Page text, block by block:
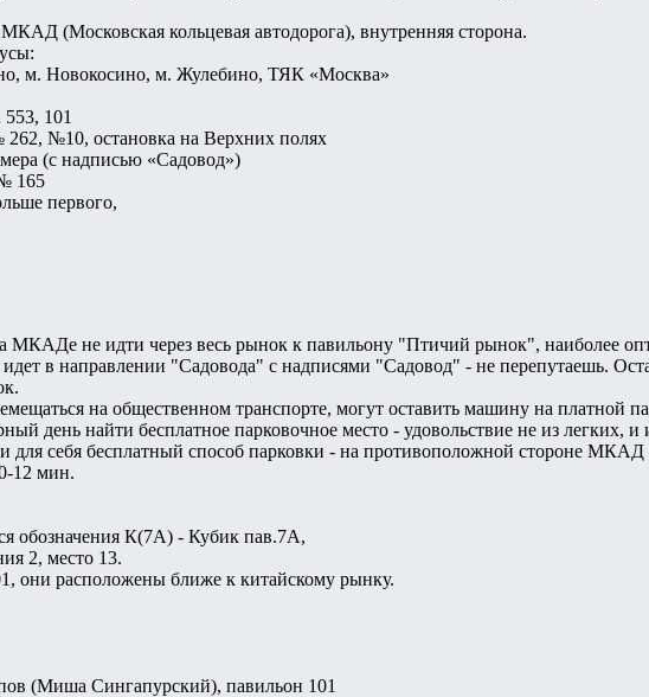
(Московская кольцевая автодорога), внутренняя сторона.
м. Новокосино, м. Жулебино, ТЯК «Москва»
101
№10, остановка на Верхних полях
(с надписью «Садовод»)
165
первого,
МКАДе не идти через весь рынок к павильону "Птичий рынок", наиболее
в направлении "Садовода" с надписями "Садовод" - не перепутаешь.
на общественном транспорте, могут оставить машину на платной
день найти бесплатное парковочное место - удовольствие не из легких,
для себя бесплатный способ парковки - на противоположной стороне
12 мин.
обозначения К(7А) - Кубик пав.7А,
2, место 13.
они расположены ближе к китайскому рынку.
(Миша Сингапурский), павильон 101